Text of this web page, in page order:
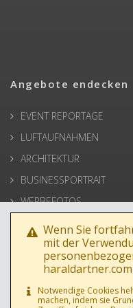
Angebote endecken
EVENT REPORTAGE
LUFTAUFNAHMEN
ARCHITEKTUR
BUSINESSPORTRAIT
WERBEFOTOS
HOCHZEIT
PRESSE
Wenn Sie
mit der
Notwendige Cookies
machen, indem sie